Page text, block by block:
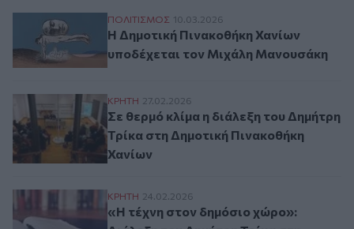
Η Δημοτική Πινακοθήκη Χανίων
ΠΟΛΙΤΙΣΜΟΣ 10.03.2026
Η Δημοτική Πινακοθήκη Χανίων
υποδέχεται τον Μιχάλη Μανουσάκη
Σε θερμό κλίμα η διάλεξη του Δημήτρη
ΚΡΗΤΗ 27.02.2026
Σε θερμό κλίμα η διάλεξη του Δημήτρη
Τρίκα στη Δημοτική Πινακοθήκη
Χανίων
«Η τέχνη στον δημόσιο χώρο»: Διάλεξη
ΚΡΗΤΗ 24.02.2026
«Η τέχνη στον δημόσιο χώρο»: